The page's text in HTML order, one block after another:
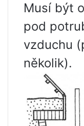
Musí být
pod
vzduchu
několik).